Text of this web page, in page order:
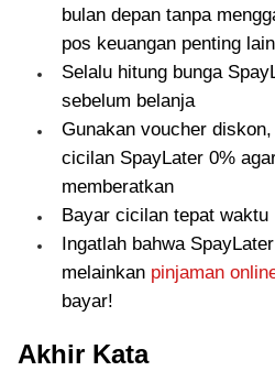
bulan depan tanpa
pos keuangan penting
Selalu hitung bunga
sebelum belanja
Gunakan voucher
cicilan SpayLater 0%
memberatkan
Bayar cicilan tepat waktu
Ingatlah bahwa
melainkan pinjaman
bayar!
Akhir Kata